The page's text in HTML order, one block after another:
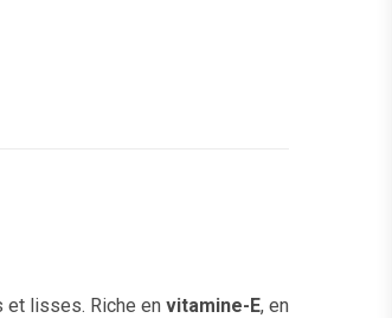
lisses. Riche en vitamine-E, en